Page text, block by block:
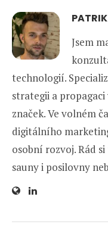
Jsem
technologií.
strategii a
značek. Ve volném
digitálního
osobní rozvoj. Rád
sauny i posilovny